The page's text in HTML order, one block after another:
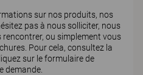
sur nos produits, nos
pas à nous solliciter, nous
ou simplement vous
Pour cela, consultez la
sur le formulaire de
demande.